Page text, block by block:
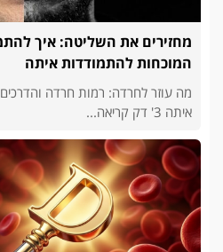
מחזירים את השליטה: איך
המוכחות להתמודדות איתה
מה עוזר לחרדה: רמות חרדה
איתה 3' דק קריאה...